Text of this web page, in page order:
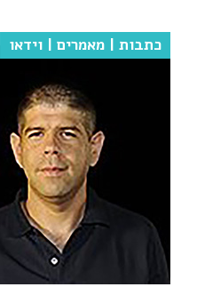
כתבות | מאמרים | וידאו